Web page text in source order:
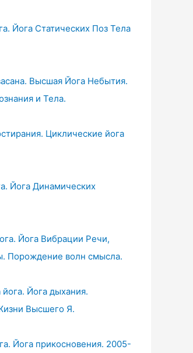
Йога Статических Поз Тела
Высшая Йога Небытия.
и Тела.
Циклические йога
Йога Динамических
Йога Вибрации Речи,
Порождение волн смысла.
йога. Йога дыхания.
Высшего Я.
Йога прикосновения. 2005-